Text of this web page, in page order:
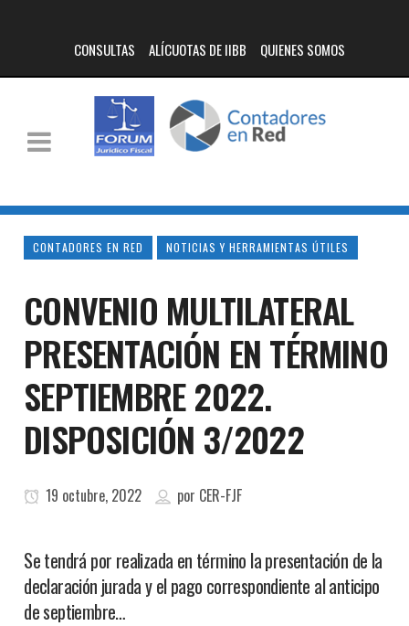
CONSULTAS ALÍCUOTAS DE IIBB QUIENES SOMOS
CONTADORES EN RED NOTICIAS Y HERRAMIENTAS ÚTILES
CONVENIO MULTILATERAL
PRESENTACIÓN EN TÉRMINO
SEPTIEMBRE 2022.
DISPOSICIÓN 3/2022
19 octubre, 2022 por CER-FJF
Se tendrá por realizada en término la presentación de la
declaración jurada y el pago correspondiente al anticipo
de septiembre…